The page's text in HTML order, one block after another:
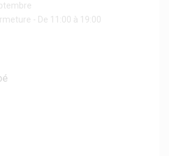
- De 11:00 à 19:00